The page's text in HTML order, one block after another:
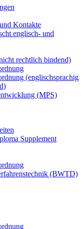
Kontakte
englisch- und
rechtlich bindend)
(englischsprachig
(MPS)
Supplement
(BWTD)